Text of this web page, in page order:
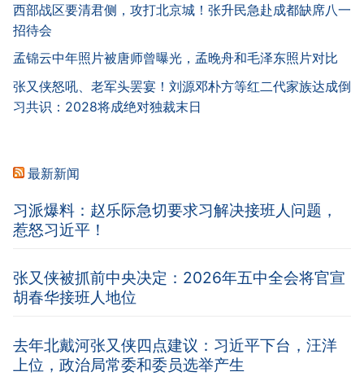
西部战区要清君侧，攻打北京城！张升民急赴成都缺席八一
招待会
孟锦云中年照片被唐师曾曝光，孟晚舟和毛泽东照片对比
张又侠怒吼、老军头罢宴！刘源邓朴方等红二代家族达成倒
习共识：2028将成绝对独裁末日
最新新闻
习派爆料：赵乐际急切要求习解决接班人问题，
惹怒习近平！
张又侠被抓前中央决定：2026年五中全会将官宣
胡春华接班人地位
去年北戴河张又侠四点建议：习近平下台，汪洋
上位，政治局常委和委员选举产生